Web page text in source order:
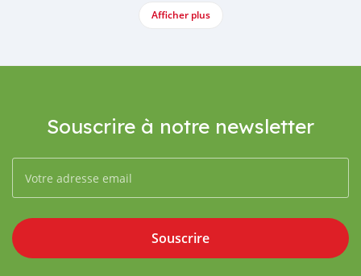
Afficher plus
Souscrire à notre newsletter
Souscrire